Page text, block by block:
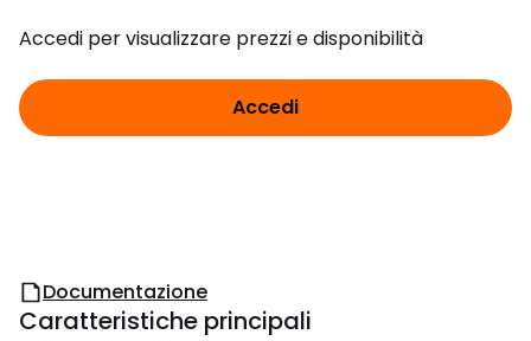
Accedi per visualizzare prezzi e disponibilità
Accedi
Documentazione
Caratteristiche principali